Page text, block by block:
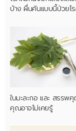
บ้าง ผื่นคันแบบนี้ป่วยโร
ใบมะละกอ และ สรรพ
คุณอาจไม่เคยรู้